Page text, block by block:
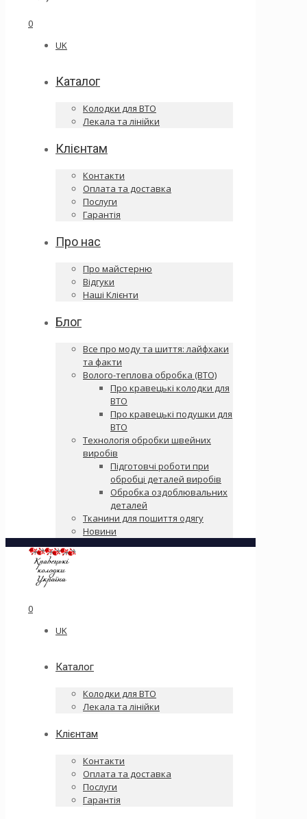
0
UK
Каталог
Колодки для ВТО
Лекала та лінійки
Клієнтам
Контакти
Оплата та доставка
Послуги
Гарантія
Про нас
Про майстерню
Відгуки
Наші Клієнти
Блог
Все про моду та шиття: лайфхаки
та факти
Волого-теплова обробка (ВТО)
Про кравецькі колодки для
ВТО
Про кравецькі подушки для
ВТО
Технологія обробки швейних
виробів
Підготовчі роботи при
обробці деталей виробів
Обробка оздоблювальних
деталей
Тканини для пошиття одягу
Новини
0
UK
Каталог
Колодки для ВТО
Лекала та лінійки
Клієнтам
Контакти
Оплата та доставка
Послуги
Гарантія